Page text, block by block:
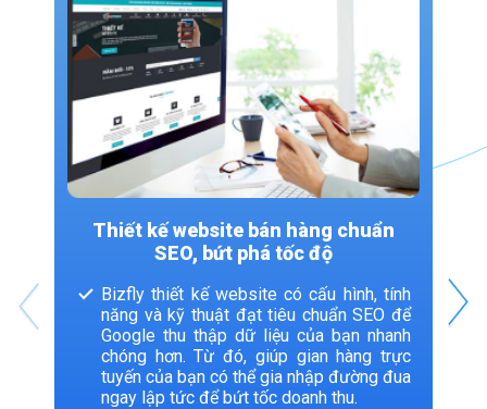
Thiết kế website bán hàng chuẩn
SEO, bứt phá tốc độ
Bizfly thiết kế website có cấu hình, tính
năng và kỹ thuật đạt tiêu chuẩn SEO để
Google thu thập dữ liệu của bạn nhanh
chóng hơn. Từ đó, giúp gian hàng trực
tuyến của bạn có thể gia nhập đường đua
ngay lập tức để bứt tốc doanh thu.